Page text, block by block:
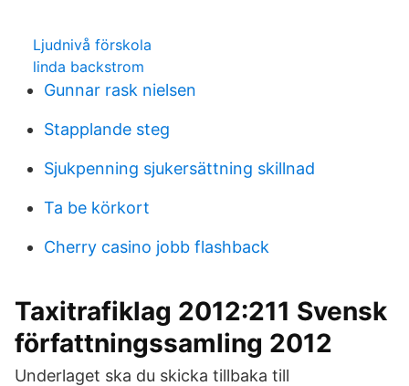
Ljudnivå förskola
linda backstrom
Gunnar rask nielsen
Stapplande steg
Sjukpenning sjukersättning skillnad
Ta be körkort
Cherry casino jobb flashback
Taxitrafiklag 2012:211 Svensk
författningssamling 2012
Underlaget ska du skicka tillbaka till